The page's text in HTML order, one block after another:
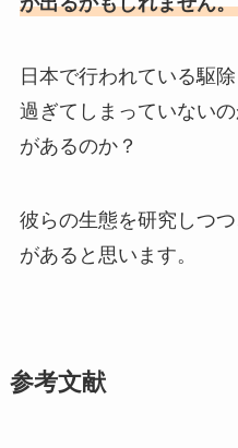
日本で行われている駆
過ぎてしまっていない
があるのか？
彼らの生態を研究しつ
があると思います。
参考文献